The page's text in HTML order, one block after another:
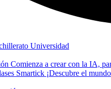
Universidad
Comienza a crear con la IA,
Smartick ¡Descubre el